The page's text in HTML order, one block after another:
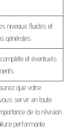
niveaux fluides et
générales
et éventuels
que votre
servir en toute
de la révision
performante.